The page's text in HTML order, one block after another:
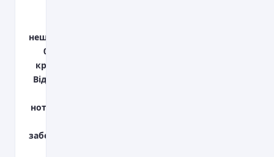
нещасних випадків -
0,3% від залишку
кредиту (щорічно);
Відкриття рахунку -
нотаріуса - ≈0,1% від
забезпечення + 5 000